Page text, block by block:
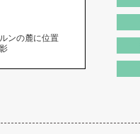
ンの麓に位置